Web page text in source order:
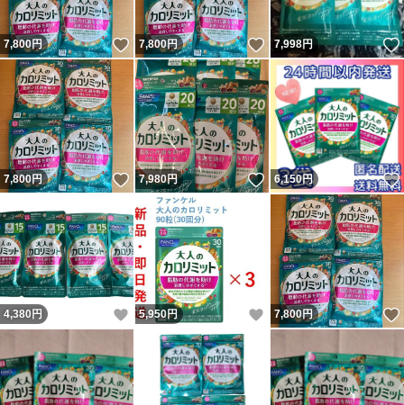
7,800円 いいね！
7,800円 いいね！
7,998円
7,800円 いいね！
7,980円 いいね！
6,150円
4,380 円 いいね！
5,950円 いいね！
7,800円